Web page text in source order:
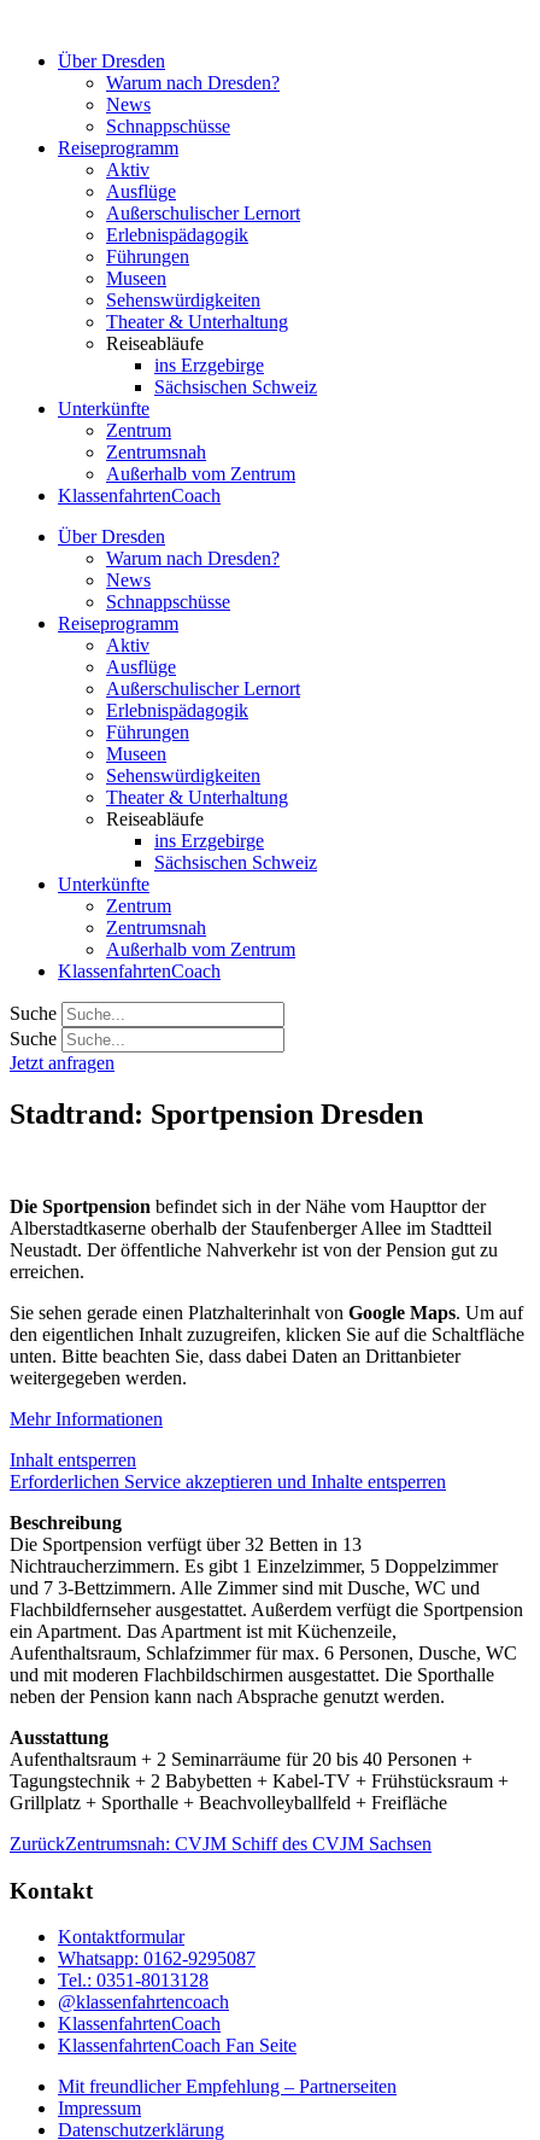
springenÜber Dresden
Warum nach Dresden?
News
Schnappschüsse
Reiseprogramm
Aktiv
Ausflüge
Außerschulischer Lernort
Erlebnispädagogik
Führungen
Museen
Sehenswürdigkeiten
Theater & Unterhaltung
Reiseabläufe
ins Erzgebirge
Sächsischen Schweiz
Unterkünfte
Zentrum
Zentrumsnah
Außerhalb vom Zentrum
KlassenfahrtenCoach
Über Dresden
Warum nach Dresden?
News
Schnappschüsse
Reiseprogramm
Aktiv
Ausflüge
Außerschulischer Lernort
Erlebnispädagogik
Führungen
Museen
Sehenswürdigkeiten
Theater & Unterhaltung
Reiseabläufe
ins Erzgebirge
Sächsischen Schweiz
Unterkünfte
Zentrum
Zentrumsnah
Außerhalb vom Zentrum
KlassenfahrtenCoach
Suche
Suche
Jetzt anfragen
Stadtrand: Sportpension Dresden
Die Sportpension befindet sich in der Nähe vom Haupttor der
Alberstadtkaserne oberhalb der Staufenberger Allee im Stadtteil
Neustadt. Der öffentliche Nahverkehr ist von der Pension gut zu
erreichen.
Sie sehen gerade einen Platzhalterinhalt von Google Maps. Um auf
den eigentlichen Inhalt zuzugreifen, klicken Sie auf die Schaltfläche
unten. Bitte beachten Sie, dass dabei Daten an Drittanbieter
weitergegeben werden.
Mehr Informationen
Inhalt entsperren
Erforderlichen Service akzeptieren und Inhalte entsperren
Beschreibung
Die Sportpension verfügt über 32 Betten in 13
Nichtraucherzimmern. Es gibt 1 Einzelzimmer, 5 Doppelzimmer
und 7 3-Bettzimmern. Alle Zimmer sind mit Dusche, WC und
Flachbildfernseher ausgestattet. Außerdem verfügt die Sportpension
ein Apartment. Das Apartment ist mit Küchenzeile,
Aufenthaltsraum, Schlafzimmer für max. 6 Personen, Dusche, WC
und mit moderen Flachbildschirmen ausgestattet. Die Sporthalle
neben der Pension kann nach Absprache genutzt werden.
Ausstattung
Aufenthaltsraum + 2 Seminarräume für 20 bis 40 Personen +
Tagungstechnik + 2 Babybetten + Kabel-TV + Frühstücksraum +
Grillplatz + Sporthalle + Beachvolleyballfeld + Freifläche
ZurückZentrumsnah: CVJM Schiff des CVJM Sachsen
Kontakt
Kontaktformular
Whatsapp: 0162-9295087
Tel.: 0351-8013128
@klassenfahrtencoach
KlassenfahrtenCoach
KlassenfahrtenCoach Fan Seite
Mit freundlicher Empfehlung – Partnerseiten
Impressum
Datenschutzerklärung